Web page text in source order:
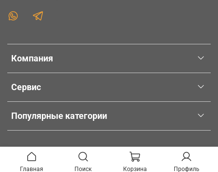
Компания
Сервис
Популярные категории
Главная Поиск Корзина Профиль